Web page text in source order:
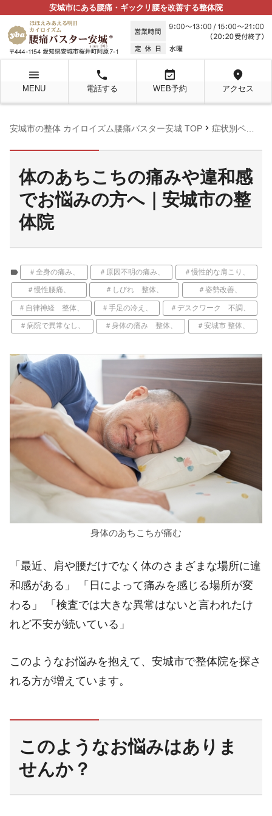
安城市にある腰痛・ギックリ腰を改善する整体院
menu
MENU
local_phone
電話する
event_available
WEB予約
location_on
アクセス
安城市の整体 カイロイズム腰痛バスター安城 TOP chevron_right 症状別ページ
体のあちこちの痛みや違和感
でお悩みの方へ｜安城市の整
体院
label ＃全身の痛み、 ＃原因不明の痛み、 ＃慢性的な肩こり、
＃慢性腰痛、 ＃しびれ 整体、 ＃姿勢改善、
＃自律神経 整体、 ＃手足の冷え、 ＃デスクワーク 不調、
＃病院で異常なし、 ＃身体の痛み 整体、 ＃安城市 整体、
身体のあちこちが痛む
「最近、肩や腰だけでなく体のさまざまな場所に違
和感がある」 「日によって痛みを感じる場所が変
わる」 「検査では大きな異常はないと言われたけ
れど不安が続いている」
このようなお悩みを抱えて、安城市で整体院を探さ
れる方が増えています。
このようなお悩みはありま
せんか？